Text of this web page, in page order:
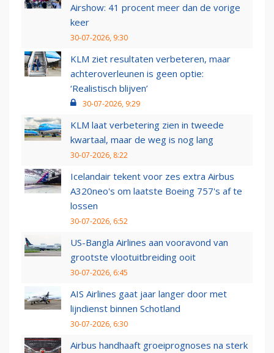
Airshow: 41 procent meer dan de vorige
keer
30-07-2026, 9:30
KLM ziet resultaten verbeteren, maar
achteroverleunen is geen optie:
‘Realistisch blijven’
30-07-2026, 9:29
KLM laat verbetering zien in tweede
kwartaal, maar de weg is nog lang
30-07-2026, 8:22
Icelandair tekent voor zes extra Airbus
A320neo's om laatste Boeing 757's af te
lossen
30-07-2026, 6:52
US-Bangla Airlines aan vooravond van
grootste vlootuitbreiding ooit
30-07-2026, 6:45
AIS Airlines gaat jaar langer door met
lijndienst binnen Schotland
30-07-2026, 6:30
Airbus handhaaft groeiprognoses na sterk